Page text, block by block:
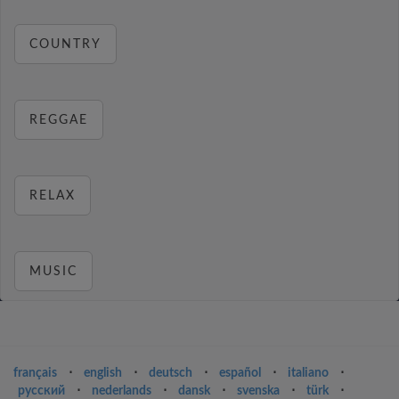
COUNTRY
REGGAE
RELAX
MUSIC
français ⋅ english ⋅ deutsch ⋅ español ⋅ italiano
⋅
русский
⋅ nederlands ⋅ dansk ⋅ svenska ⋅ türk ⋅